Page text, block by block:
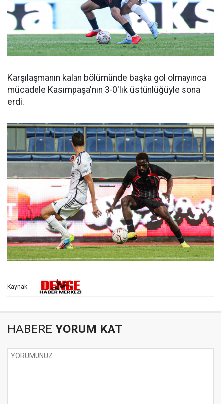
Karşılaşmanın kalan bölümünde başka gol olmayınca
mücadele Kasımpaşa'nın 3-0'lık üstünlüğüyle sona
erdi.
Kaynak:
HABERE YORUM KAT